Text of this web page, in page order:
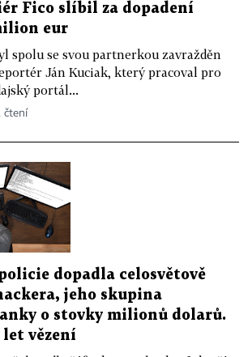
Fico slíbil za dopadení
eur
spolu se svou partnerkou zavražděn
Ján Kuciak, který pracoval pro
portál...
čtení
dopadla celosvětově
jeho skupina
o stovky milionů dolarů.
let vězení